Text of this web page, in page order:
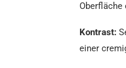
Oberfläche
Kontrast:
einer